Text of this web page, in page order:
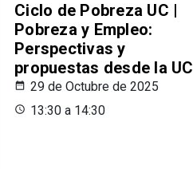
Ciclo de Pobreza UC |
Pobreza y Empleo:
Perspectivas y
propuestas desde la UC
29 de Octubre de 2025
13:30 a 14:30